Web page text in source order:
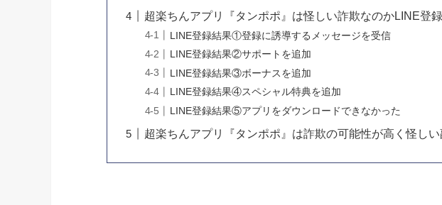
超楽ちんアプリ『タンポポ』は怪しい詐欺なのかLINE登
LINE登録結果①登録に誘導するメッセージを受信
LINE登録結果②サポートを追加
LINE登録結果③ボーナスを追加
LINE登録結果④スペシャル特典を追加
LINE登録結果⑤アプリをダウンロードできなかった
超楽ちんアプリ『タンポポ』は詐欺の可能性が高く怪しい